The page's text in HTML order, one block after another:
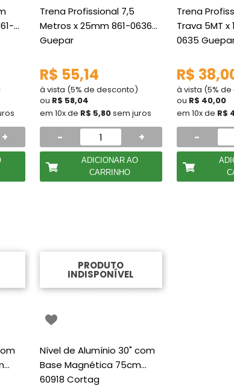
+
Trena Profissional 7,5
Metros x 25mm 861-0636
Guepar
R$ 55,14
à vista (5% de desconto)
ou R$ 58,04
em 10x de R$ 5,80sem juros
- +
ADICIONAR AO
CARRINHO
Trena
Trava 5MT x
0635
R$
à vista (5%
ou R$ 40,00
em 10x de R$
-
PRODUTO
INDISPONÍVEL
Nível de Alumínio 30" com
Base Magnética 75cm
60918 Cortag